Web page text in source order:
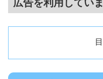
広告を利用してい